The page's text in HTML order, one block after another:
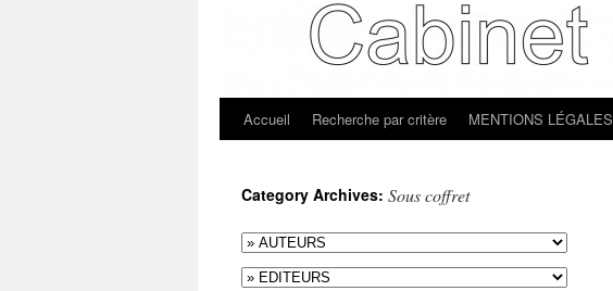
Accueil Recherche par critère MENTIONS LÉGALES
Category Archives: Sous coffret